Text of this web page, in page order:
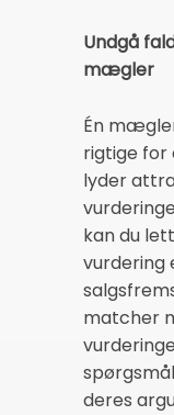
Undgå
mægler
Én
rigtige for
lyder
kan du
vurdering
matcher
deres